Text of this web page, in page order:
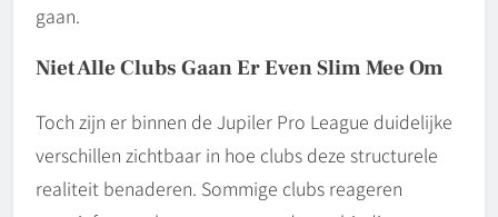
gaan.
Niet Alle Clubs Gaan Er Even Slim Mee Om
Toch zijn er binnen de Jupiler Pro League duidelijke
verschillen zichtbaar in hoe clubs deze structurele
realiteit benaderen. Sommige clubs reageren